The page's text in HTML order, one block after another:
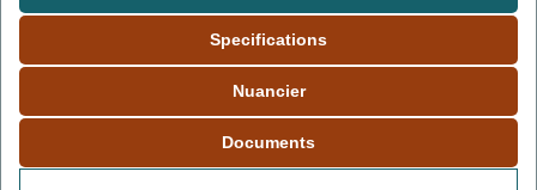
Specifications
Nuancier
Documents